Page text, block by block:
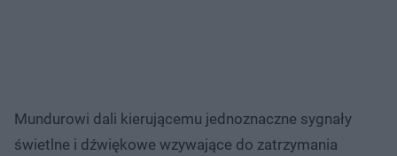
Mundurowi dali kierującemu jednoznaczne sygnały
świetlne i dźwiękowe wzywające do zatrzymania